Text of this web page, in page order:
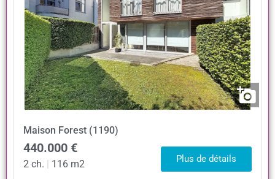
Maison Forest (1190)
440.000 €
2 ch. | 116 m2 Plus de détails